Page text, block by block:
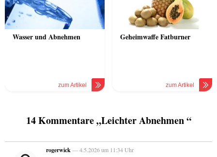
Wasser und Abnehmen
zum Artikel
Geheimwaffe Fatburner
zum Artikel
14 Kommentare „Leichter Abnehmen “
rogerwick— 4.5.2026 um 11:34 Uhr